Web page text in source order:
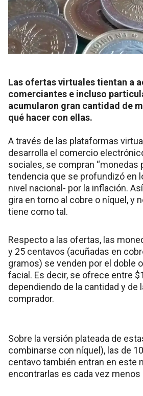
Las ofertas virtuales tientan a
comerciantes e incluso
acumularon gran cantidad de
qué hacer con ellas.
A través de las plataformas
desarrolla el comercio
sociales, se compran “monedas
tendencia que se profundizó en
nivel nacional- por la inflación.
gira en torno al cobre o níquel, y
tiene como tal.
Respecto a las ofertas, las
y 25 centavos (acuñadas en
gramos) se venden por el doble
facial. Es decir, se ofrece entre
dependiendo de la cantidad y de
comprador.
Sobre la versión plateada de
combinarse con níquel), las de
centavo también entran en este
encontrarlas es cada vez menos